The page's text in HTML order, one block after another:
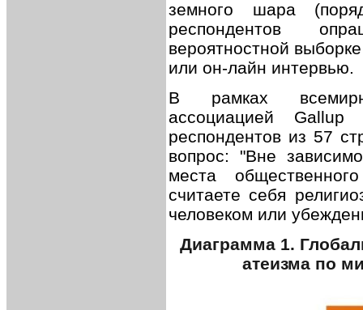
земного шара
респондентов
вероятностной
или он-лайн интервью.
В рамках
ассоциацией Gallup
респондентов из 57
вопрос: "Вне
места
считаете себя
человеком или
Диаграмма 1.
атеизма по